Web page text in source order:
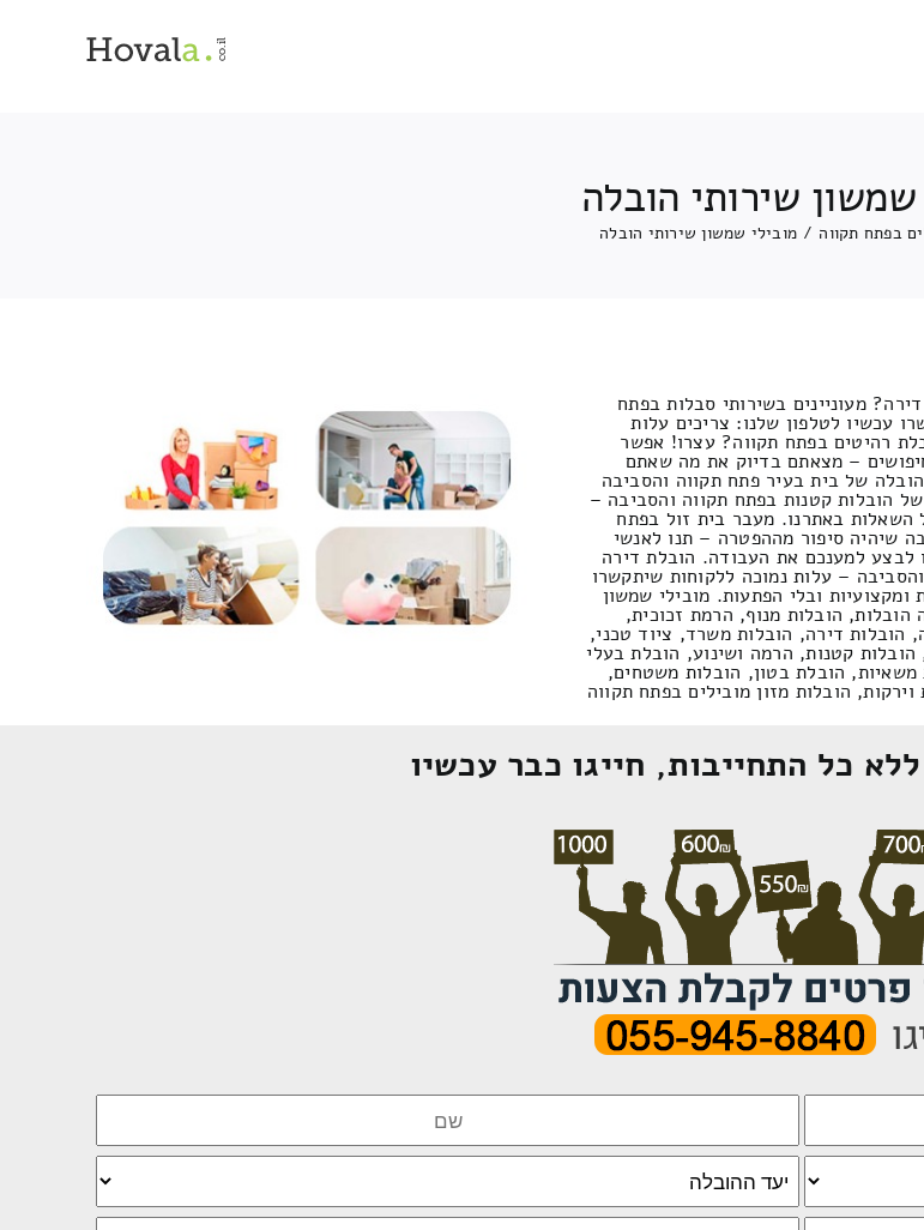
שמשון שירותי הובלה
בפתח תקווה / מובילי שמשון שירותי הובלה
מעוניינים בשירותי סבלות בפתח
עכשיו לטלפון שלנו: צריכים עלות
רהיטים בפתח תקווה? עצרו! אפשר
– מצאתם בדיוק את מה שאתם
של בית בעיר פתח תקווה והסביבה
הובלות קטנות בפתח תקווה והסביבה –
השאלות באתרנו. מעבר בית זול בפתח
שיהיה סיפור מההפטרה – תנו לאנשי
לבצע למענכם את העבודה. הובלת דירה
– עלות נמוכה ללקוחות שיתקשרו
ומקצועיות ובלי הפתעות. מובילי שמשון
הובלות, הובלות מנוף, הרמת זכוכית,
הובלות דירה, הובלות משרד, ציוד טכני,
קטנות, הרמה ושינוע, הובלת בעלי
הובלת בטון, הובלות משטחים,
וירקות, הובלות מזון מובילים בפתח תקווה
כל התחייבות, חייגו כבר עכשיו